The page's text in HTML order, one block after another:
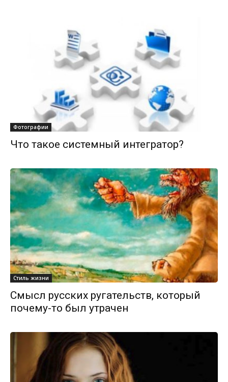
Фотографии
Что такое системный интегратор?
Стиль жизни
Смысл русских ругательств, который
почему-то был утрачен